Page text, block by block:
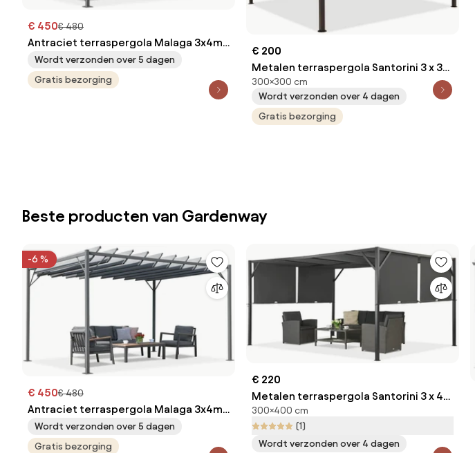
€ 450€ 480
Antraciet terraspergola Malaga 3x4m
Garden Point
Wordt verzonden over 5 dagen
Gratis bezorging
€ 200
Metalen terraspergola Santorini 3 x 3
m bruin-antraciet Garden Point
300×300 cm
Wordt verzonden over 4 dagen
Gratis bezorging
Beste producten van Gardenway
-6 %
€ 450€ 480
Antraciet terraspergola Malaga 3x4m
Garden Point
Wordt verzonden over 5 dagen
Gratis bezorging
€ 220
Metalen terraspergola Santorini 3 x 4m
antraciet Garden Point
300×400 cm
(1)
Wordt verzonden over 4 dagen